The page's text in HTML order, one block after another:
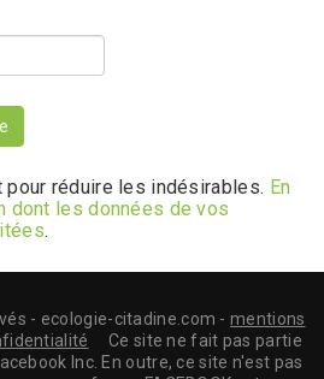
réduire les indésirables. En
dont les données de vos
.
- ecologie-citadine.com -mentions
Ce site ne fait pas partie
Inc. En outre, ce site n'est pas